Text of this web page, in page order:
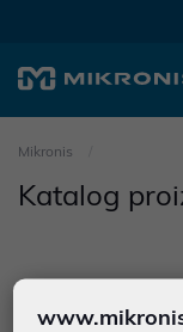
Mikronis
Katalog